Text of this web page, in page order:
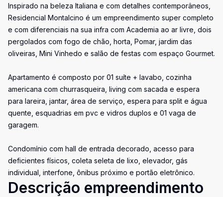
Inspirado na beleza Italiana e com detalhes contemporâneos,
Residencial Montalcino é um empreendimento super completo
e com diferenciais na sua infra com Academia ao ar livre, dois
pergolados com fogo de chão, horta, Pomar, jardim das
oliveiras, Mini Vinhedo e salão de festas com espaço Gourmet.
Apartamento é composto por 01 suíte + lavabo, cozinha
americana com churrasqueira, living com sacada e espera
para lareira, jantar, área de serviço, espera para split e água
quente, esquadrias em pvc e vidros duplos e 01 vaga de
garagem.
Condomínio com hall de entrada decorado, acesso para
deficientes físicos, coleta seleta de lixo, elevador, gás
individual, interfone, ônibus próximo e portão eletrônico.
Descrição empreendimento